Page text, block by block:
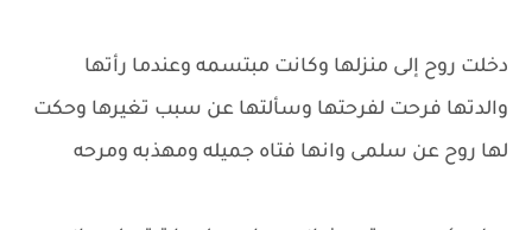
دخلت روح إلى منزلها وكانت مبتسمه وعندما رأتها
والدتها فرحت لفرحتها وسألتها عن سبب تغيرها وحكت
لها روح عن سلمى وانها فتاه جميله ومهذبه ومرحه